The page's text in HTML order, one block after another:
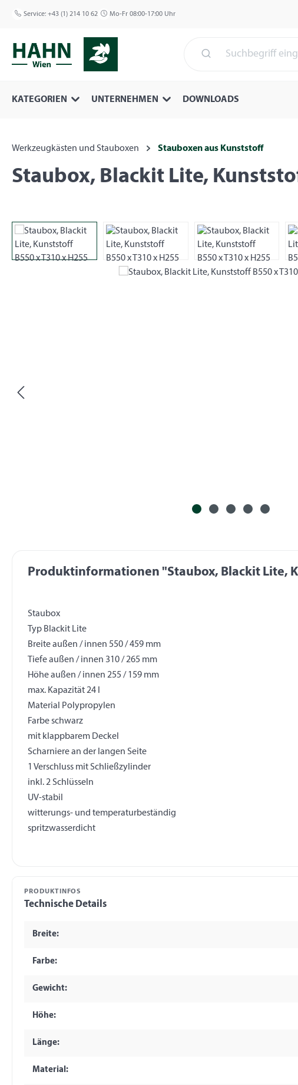
Hauptinhalt springen
Zur Suche springen
Zur Hauptnavigation springen
Service: +43 (1) 214 10 62 Mo-Fr 08:00-17:00 Uhr
KATEGORIEN UNTERNEHMEN DOWNLOADS
Werkzeugkästen und Stauboxen Stauboxen aus Kunststoff
Staubox, Blackit Lite,
Bildergalerie überspringen
Produktinformationen "Staubox, Blackit Lite,
Staubox
Typ Blackit Lite
Breite außen / innen 550 / 459 mm
Tiefe außen / innen 310 / 265 mm
Höhe außen / innen 255 / 159 mm
max. Kapazität 24 l
Material Polypropylen
Farbe schwarz
mit klappbarem Deckel
Scharniere an der langen Seite
1 Verschluss mit Schließzylinder
inkl. 2 Schlüsseln
UV-stabil
witterungs- und temperaturbeständig
spritzwasserdicht
PRODUKTINFOS
Technische Details
Breite:
Farbe:
Gewicht:
Höhe:
Länge:
Material: